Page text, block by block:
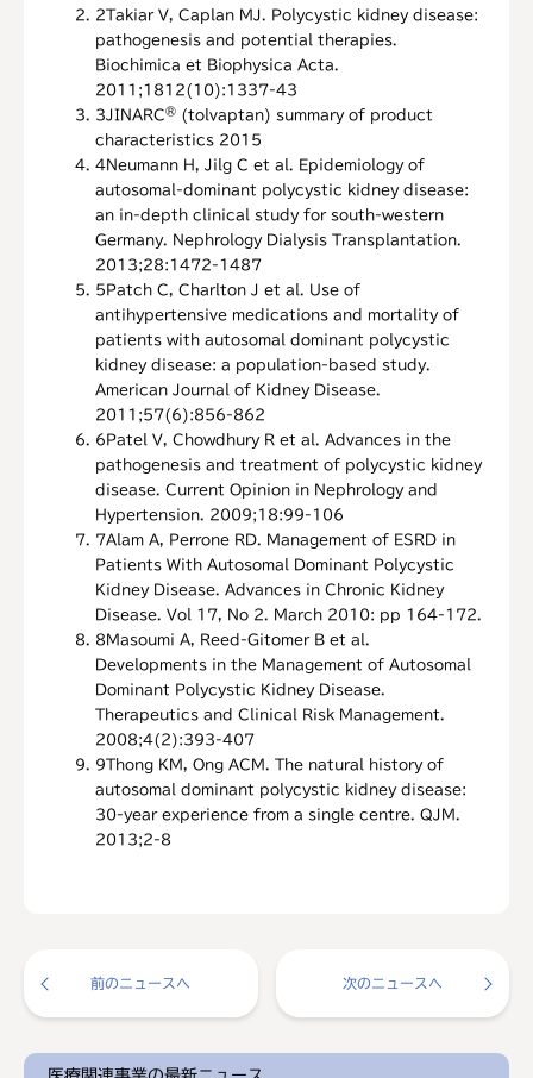
2Takiar V, Caplan MJ. Polycystic kidney disease:
pathogenesis and potential therapies.
Biochimica et Biophysica Acta.
2011;1812(10):1337-43
3 JINARC® (tolvaptan) summary of product
characteristics 2015
4Neumann H, Jilg C et al. Epidemiology of
autosomal-dominant polycystic kidney disease:
an in-depth clinical study for south-western
Germany. Nephrology Dialysis Transplantation.
2013;28:1472-1487
5Patch C, Charlton J et al. Use of
antihypertensive medications and mortality of
patients with autosomal dominant polycystic
kidney disease: a population-based study.
American Journal of Kidney Disease.
2011;57(6):856-862
6Patel V, Chowdhury R et al. Advances in the
pathogenesis and treatment of polycystic kidney
disease. Current Opinion in Nephrology and
Hypertension. 2009;18:99-106
7Alam A, Perrone RD. Management of ESRD in
Patients With Autosomal Dominant Polycystic
Kidney Disease. Advances in Chronic Kidney
Disease. Vol 17, No 2. March 2010: pp 164-172.
8Masoumi A, Reed-Gitomer B et al.
Developments in the Management of Autosomal
Dominant Polycystic Kidney Disease.
Therapeutics and Clinical Risk Management.
2008;4(2):393-407
9Thong KM, Ong ACM. The natural history of
autosomal dominant polycystic kidney disease:
30-year experience from a single centre. QJM.
2013;2-8
前のニュースへ 次のニュースへ